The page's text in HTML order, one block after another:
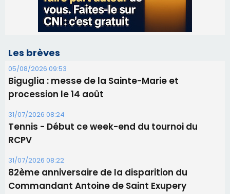
Les brèves
05/08/2026 09:53
Biguglia : messe de la Sainte-Marie et
procession le 14 août
31/07/2026 08:24
Tennis - Début ce week-end du tournoi du
RCPV
31/07/2026 08:22
82ème anniversaire de la disparition du
Commandant Antoine de Saint Exupery